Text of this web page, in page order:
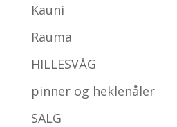
Kauni
Rauma
HILLESVÅG
pinner og heklenåler
SALG